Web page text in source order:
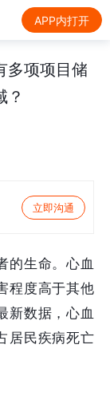
APP内打开
多项项目储
？
立即沟通
的生命。心血
程度高于其他
新数据，心血
居民疾病死亡